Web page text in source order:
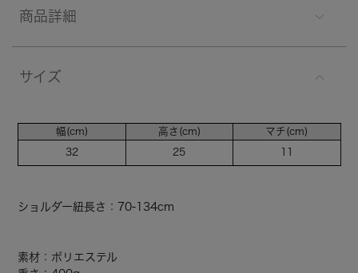
商品詳細
サイズ
幅(cm)
32
高さ(cm)
25
マチ(cm)
ショルダー紐長さ：70-134cm
素材：ポリエステル